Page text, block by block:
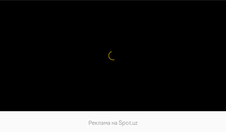
Реклама на Spot.uz